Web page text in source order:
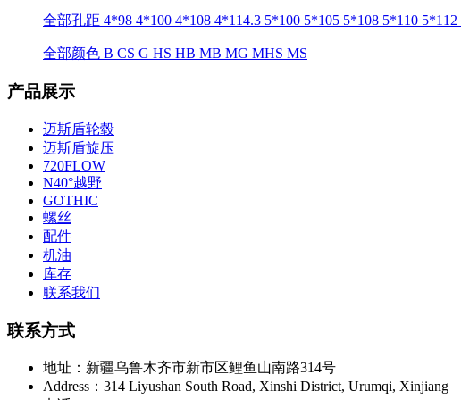
全部孔距 4*98 4*100 4*108 4*114.3 5*100 5*105 5*108 5*110 5*112
全部颜色 B CS G HS HB MB MG MHS MS
产品展示
迈斯盾轮毂
迈斯盾旋压
720FLOW
N40°越野
GOTHIC
螺丝
配件
机油
库存
联系我们
联系方式
地址：新疆乌鲁木齐市新市区鲤鱼山南路314号
Address：314 Liyushan South Road, Xinshi District, Urumqi, Xinjiang